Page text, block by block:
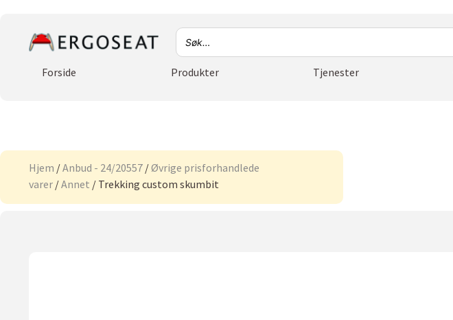
Forside Produkter Tjenester
Hjem /Anbud - 24/20557 /Øvrige prisforhandlede
varer /Annet / Trekking custom skumbit